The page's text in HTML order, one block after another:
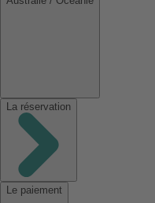
La réservation
Le paiement